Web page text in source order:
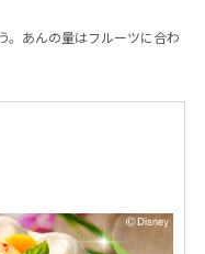
。あんの量はフルーツに合わ